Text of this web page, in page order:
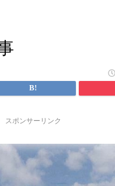
スポンサーリンク